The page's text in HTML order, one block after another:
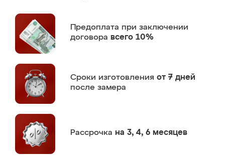
Предоплата при заключении
договора всего 10%
Сроки изготовления от 7 дней
после замера
Рассрочка на 3, 4, 6 месяцев